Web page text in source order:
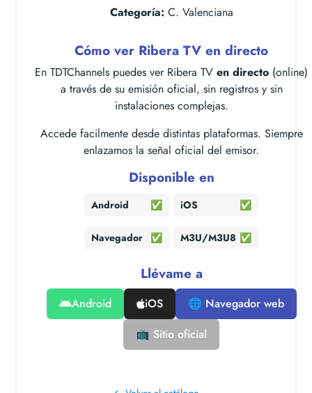
Categoría: C. Valenciana
Cómo ver Ribera TV en directo
En TDTChannels puedes ver Ribera TV en directo (online)
a través de su emisión oficial, sin registros y sin
instalaciones complejas.
Accede facilmente desde distintas plataformas. Siempre
enlazamos la señal oficial del emisor.
Disponible en
Android ✅ iOS ✅
Navegador ✅ M3U/M3U8 ✅
Llévame a
Android iOS
🌐 Navegador web
📺 Sitio oficial